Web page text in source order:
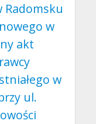
Radomsku
w
akt
w
ul.